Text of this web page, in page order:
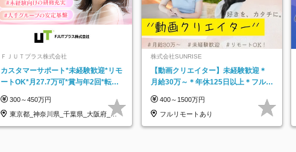
ＦＪＵＴプラス株式会社
カスタマーサポート*未経験歓迎*リモ
ートOK*月27.7万可*賞与年2回*転勤
300～450万円
東京都_神奈川県_千葉県_大阪府_愛
知県…
株式会社SUNRISE
【動画クリエイター】未経験歓迎＊
月給30万～＊年休125日以上＊フルリ
決定◆
400～1500万円
フルリモートあり